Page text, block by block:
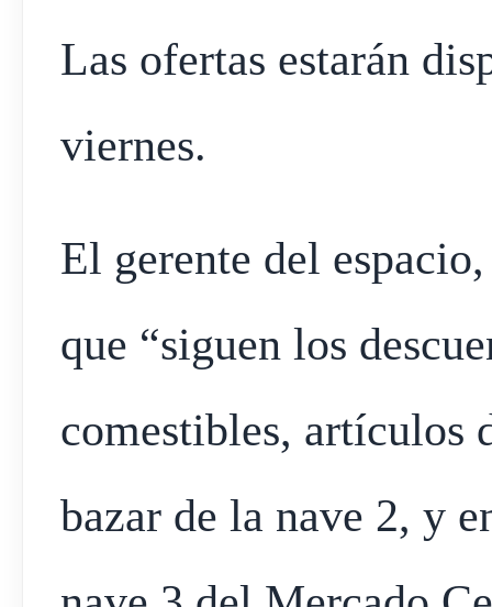
Las ofertas estarán
viernes.
El gerente del
que “siguen los
comestibles, artículos
bazar de la nave 2, y